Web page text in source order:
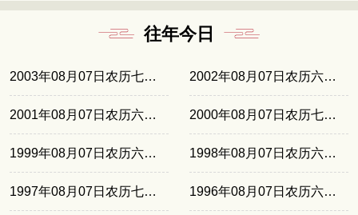
往年今日
2003年08月07日农历七月初十 2002年08月07日农历六月廿九
2001年08月07日农历六月十八 2000年08月07日农历七月初八
1999年08月07日农历六月廿六 1998年08月07日农历六月十六
1997年08月07日农历七月初五 1996年08月07日农历六月廿三